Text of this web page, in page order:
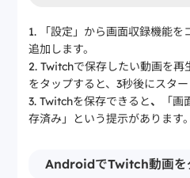
「設定」から画面収録機能
追加します。
Twitchで保存したい動画を再
をタップすると、3秒後にスター
Twitchを保存できると、
「
存済み」という提示があります。
AndroidでTwitch動画を